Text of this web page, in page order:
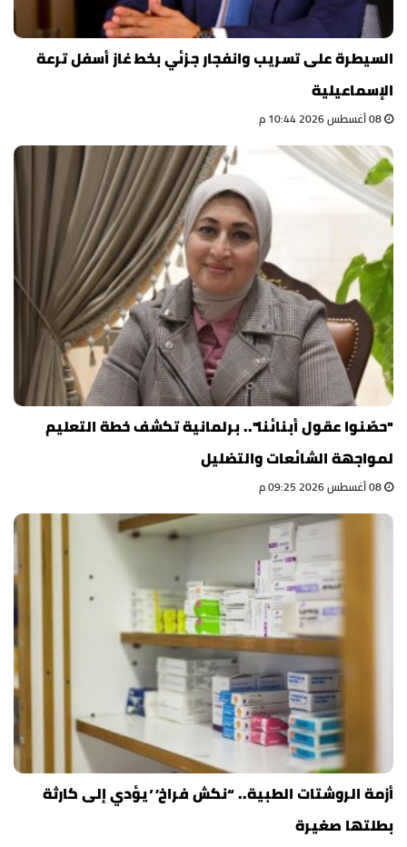
السيطرة على تسريب وانفجار جزئي بخط غاز أسفل ترعة
الإسماعيلية
"حصّنوا عقول أبنائنا".. برلمانية تكشف خطة التعليم
لمواجهة الشائعات والتضليل
أزمة الروشتات الطبية.. “نكش فراخ” يؤدي إلى كارثة
بطلتها صغيرة